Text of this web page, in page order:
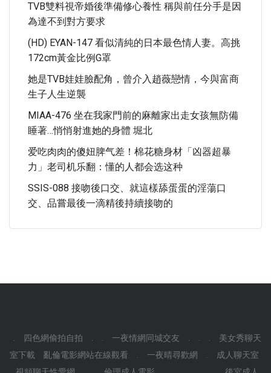
TVB雙料視帝婚後準備修心養性 稱與前任分手是因
為達不到對方要求
(HD) EYAN-147 看似清純的日本最色情人妻。高挑
172cm黃金比例G罩
她是TVB娃娃臉配角，曾介入趙薇戀情，今與富商
生子人生逆襲
MIAA-476 坐在我家門前的麻離家出走女孩無防備
睡著…悄悄射進她的身體 堀北
爱吃肉肉的傻妞脾气差！棉花糖身材「凶器超暴
力」老司机乐翻：懂的人都会选这种
SSIS-088 接吻後口交、就這樣舔蛋蛋的淫蕩口
交、品嘗最後一滴精後持續接吻的
四色網偷拍自拍 一夜情網同城交友
美女秀聊天
室下載
亂倫電影網站在線觀看 一夜晴尋歡網
成人聊天室